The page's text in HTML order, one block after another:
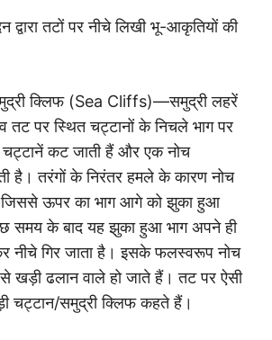
द्वारा तटों पर नीचे लिखी भू-आकृतियों की
क्लिफ (Sea Cliffs)—समुद्री लहरें
तट पर स्थित चट्टानों के निचले भाग पर
कट जाती हैं और एक नोच
है। तरंगों के निरंतर हमले के कारण नोच
है जिससे ऊपर का भाग आगे को झुका हुआ
समय के बाद यह झुका हुआ भाग अपने ही
नीचे गिर जाता है। इसके फलस्वरूप नोच
खड़ी ढलान वाले हो जाते हैं। तट पर ऐसी
चट्टान/समुद्री क्लिफ कहते हैं।